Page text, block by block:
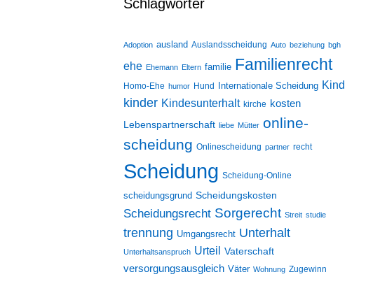
Schlagwörter
Adoption ausland Auslandsscheidung Auto beziehung bgh
ehe Ehemann Eltern familie Familienrecht
Homo-Ehe humor Hund Internationale Scheidung Kind
kinder Kindesunterhalt kirche kosten
Lebenspartnerschaft liebe Mütter online-
scheidung Onlinescheidung partner recht
Scheidung Scheidung-Online
scheidungsgrund Scheidungskosten
Scheidungsrecht Sorgerecht Streit studie
trennung Umgangsrecht Unterhalt
Unterhaltsanspruch Urteil
Vaterschaft
versorgungsausgleich Väter Wohnung Zugewinn